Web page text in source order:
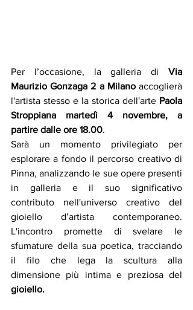
Per l’occasione, la galleria di Via
Maurizio Gonzaga 2 a Milano accoglierà
l'artista stesso e la storica dell'arte Paola
Stroppiana
martedì 4 novembre, a
partire dalle ore 18.00.
Sarà un momento privilegiato per
esplorare a fondo il percorso creativo di
Pinna, analizzando le sue opere presenti
in galleria e il suo significativo
contributo nell'universo creativo del
gioiello d’artista contemporaneo.
L'incontro promette di svelare le
sfumature della sua poetica, tracciando
il filo che lega la scultura alla
gioiello.